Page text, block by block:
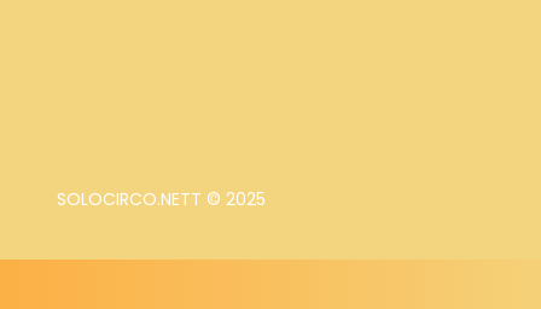
SOLOCIRCO.NETT © 2025